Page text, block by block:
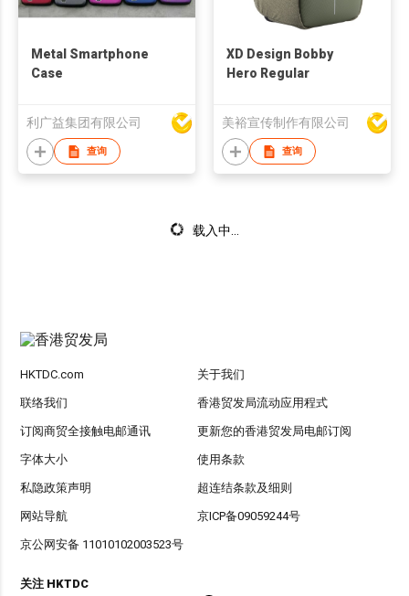
Metal Smartphone
Case
利广益集团有限公司
查询
XD Design Bobby
Hero Regular
美裕宣传制作有限公司
查询
载入中...
HKTDC.com 关于我们
联络我们 香港贸发局流动应用程式
订阅商贸全接触电邮通讯 更新您的香港贸发局电邮订阅
字体大小 使用条款
私隐政策声明 超连结条款及细则
网站导航 京ICP备09059244号
京公网安备 11010102003523号
关注 HKTDC